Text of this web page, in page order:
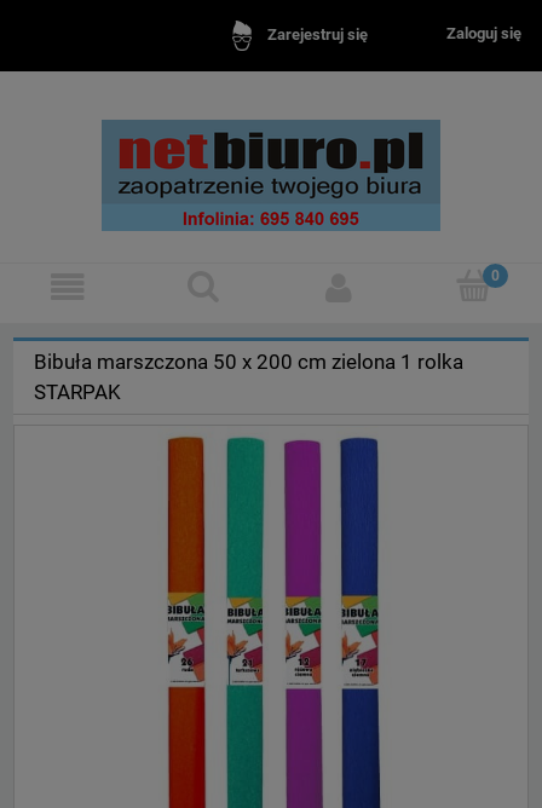
Zarejestruj się Zaloguj się
Bibuła marszczona 50 x 200 cm zielona 1 rolka
STARPAK